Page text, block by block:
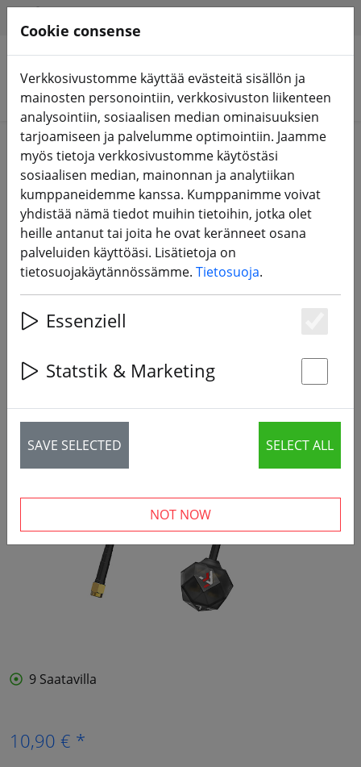
Hae tuotteita
Home Komponentit FPV-antennit
Axisflying Prism V2 5,8 G LHCP 100
mm Special Edition FPV-antenni
9 Saatavilla
10,90 € *
Cookie consense
Verkkosivustomme käyttää evästeitä sisällön ja
mainosten personointiin, verkkosivuston liikenteen
analysointiin, sosiaalisen median ominaisuuksien
tarjoamiseen ja palvelumme optimointiin. Jaamme
myös tietoja verkkosivustomme käytöstäsi
sosiaalisen median, mainonnan ja analytiikan
kumppaneidemme kanssa. Kumppanimme voivat
yhdistää nämä tiedot muihin tietoihin, jotka olet
heille antanut tai joita he ovat keränneet osana
palveluiden käyttöäsi. Lisätietoja on
tietosuojakäytännössämme. Tietosuoja.
Essenziell
Statstik & Marketing
SAVE SELECTED SELECT ALL
NOT NOW